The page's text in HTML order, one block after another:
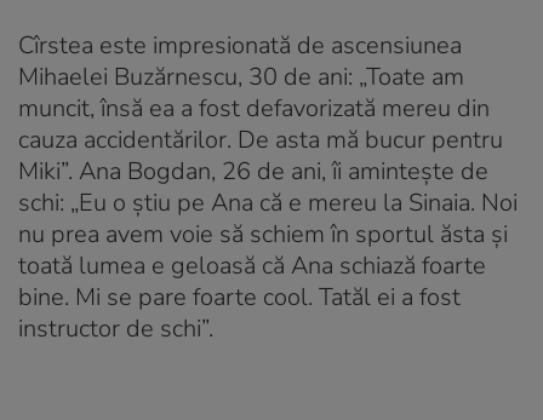
Cîrstea este impresionată de ascensiunea
Mihaelei Buzărnescu, 30 de ani: „Toate am
muncit, însă ea a fost defavorizată mereu din
cauza accidentărilor. De asta mă bucur pentru
Miki”. Ana Bogdan, 26 de ani, îi amintește de
schi: „Eu o știu pe Ana că e mereu la Sinaia. Noi
nu prea avem voie să schiem în sportul ăsta și
toată lumea e geloasă că Ana schiază foarte
bine. Mi se pare foarte cool. Tatăl ei a fost
instructor de schi”.